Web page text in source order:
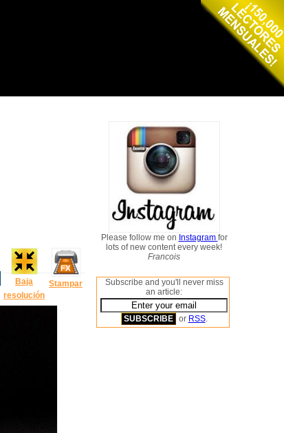
Baja
resolución
Stampar
Please follow me on Instagram for
lots of new content every week!
Francois
Subscribe and you'll never miss
an article:
or RSS.